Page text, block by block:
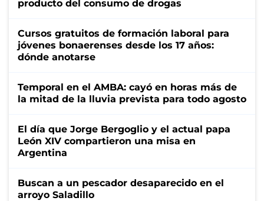
producto del consumo de drogas
Cursos gratuitos de formación laboral para
jóvenes bonaerenses desde los 17 años:
dónde anotarse
Temporal en el AMBA: cayó en horas más de
la mitad de la lluvia prevista para todo agosto
El día que Jorge Bergoglio y el actual papa
León XIV compartieron una misa en
Argentina
Buscan a un pescador desaparecido en el
arroyo Saladillo